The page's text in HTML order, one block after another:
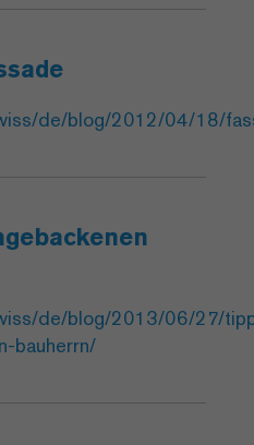
de/blog/2012/04/18/
de/blog/2013/06/27/
bauherrn/